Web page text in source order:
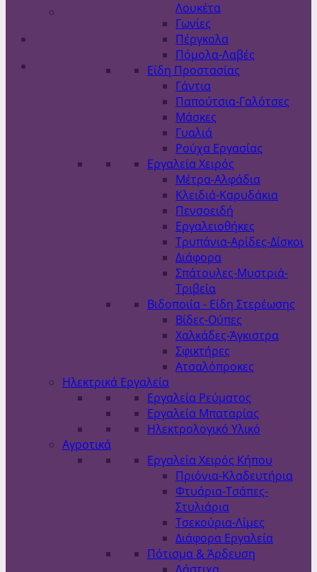
Λουκέτα
Γωνίες
Πέργκολα
Πόμολα-Λαβές
Είδη Προστασίας
Γάντια
Παπούτσια-Γαλότσες
Μάσκες
Γυαλιά
Ρούχα Εργασίας
Εργαλεία Χειρός
Μέτρα-Αλφάδια
Κλειδιά-Καρυδάκια
Πενσοειδή
Εργαλειοθήκες
Τρυπάνια-Αρίδες-Δίσκοι
Διάφορα
Σπάτουλες-Μυστριά-
Τριβεία
Βιδοποιία - Είδη Στερέωσης
Βίδες-Ούπες
Χαλκάδες-Άγκιστρα
Σφικτήρες
Ατσαλόπροκες
Ηλεκτρικά Εργαλεία
Εργαλεία Ρεύματος
Εργαλεία Μπαταρίας
Ηλεκτρολογικό Υλικό
Αγροτικά
Εργαλεία Χειρός Κήπου
Πριόνια-Κλαδευτήρια
Φτυάρια-Τσάπες-
Στυλιάρια
Τσεκούρια-Λίμες
Διάφορα Εργαλεία
Πότισμα & Άρδευση